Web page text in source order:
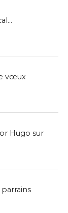
vœux
Hugo sur